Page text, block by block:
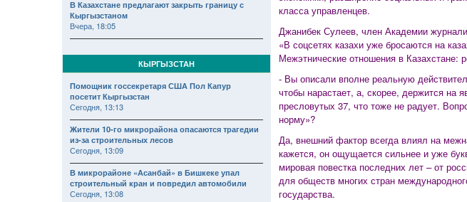
класса управленцев.
Джанибек Сулеев, член Академии
«В соцсетях казахи уже бросаются на
Межэтнические отношения в Казахстане:
- Вы описали вполне реальную
чтобы нарастает, а, скорее, держится на
пресловутых 37, что тоже не радует.
норму»?
Да, внешний фактор всегда влиял на
кажется, он ощущается сильнее и уже
мировая повестка последних лет – от
для обществ многих стран
государства.
В Казахстане предлагают закрыть границу с
Кыргызстаном
Вчера, 18:05
КЫРГЫЗСТАН
Помощник госсекретаря США Пол Капур
посетит Кыргызстан
Сегодня, 13:13
Жители 10-го микрорайона опасаются трагедии
из-за строительных лесов
Сегодня, 13:09
В микрорайоне «Асанбай» в Бишкеке упал
строительный кран и повредил автомобили
Сегодня, 13:08